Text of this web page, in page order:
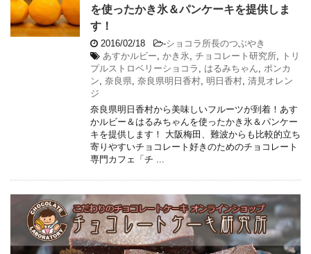
を使ったかき氷＆パンケーキを提供しま
す！
2016/02/18 -ショコラ所長のつぶやき
あすかルビー かき氷 チョコレート研究所
トリ
プルストロベリーショコラ
はるみちゃん
ポンカ
ン 奈良県 奈良県明日香村 明日香村 清見オレン
ジ
奈良県明日香村から美味しいフルーツが到着！あす
かルビー＆はるみちゃんを使ったかき氷＆パンケー
キを提供します！ 大阪梅田、難波からも比較的立ち
寄りやすいチョコレート好きのためのチョコレート
専門カフェ「チ ...